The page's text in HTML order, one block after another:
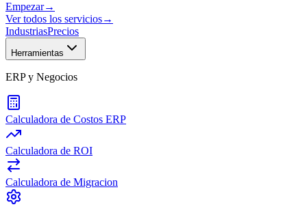
Empezar→
Ver todos los servicios→
IndustriasPrecios
Herramientas
ERP y Negocios
Calculadora de Costos ERP
Calculadora de ROI
Calculadora de Migracion